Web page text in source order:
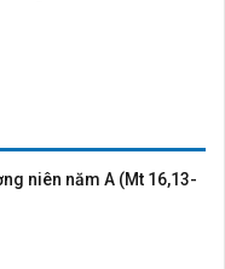
niên năm A (Mt 16,13-